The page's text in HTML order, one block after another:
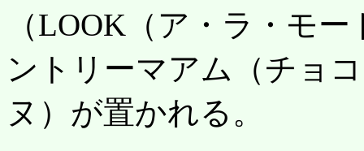
（LOOK（ア・ラ・モ
ントリーマアム（チョ
ヌ）が置かれる。